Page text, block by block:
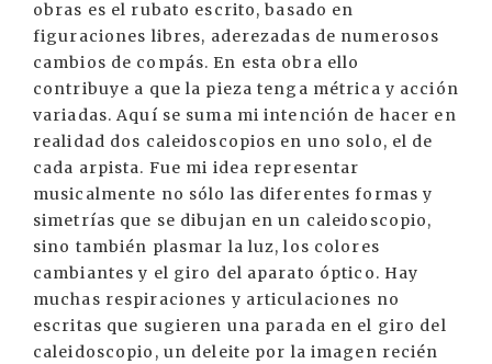
obras es el rubato escrito, basado en
figuraciones libres, aderezadas de numerosos
cambios de compás. En esta obra ello
contribuye a que la pieza tenga métrica y acción
variadas. Aquí se suma mi intención de hacer en
realidad dos caleidoscopios en uno solo, el de
cada arpista. Fue mi idea representar
musicalmente no sólo las diferentes formas y
simetrías que se dibujan en un caleidoscopio,
sino también plasmar la luz, los colores
cambiantes y el giro del aparato óptico. Hay
muchas respiraciones y articulaciones no
escritas que sugieren una parada en el giro del
caleidoscopio, un deleite por la imagen recién